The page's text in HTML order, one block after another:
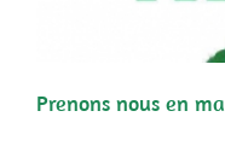
Prenons nous en